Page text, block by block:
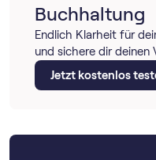
Buchhaltung
Endlich Klarheit für
und sichere dir deinen
Jetzt kostenlos